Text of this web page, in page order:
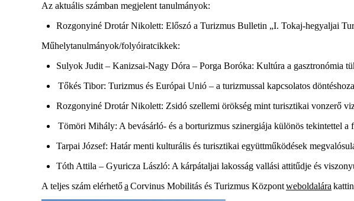
Az aktuális számban megjelent tanulmányok:
Rozgonyiné DrotárNikolett: Előszó a Turizmus Bulletin „I. Tokaj-hegyaljai
Műhelytanulmányok/folyóiratcikkek:
Sulyok Judit – Kanizsai-Nagy Dóra – Porga Boróka: Kultúra a gasztronómia
Tőkés Tibor: Turizmus és Európai Unió – a turizmussal kapcsolatos
Rozgonyiné Drotár Nikolett: Zsidó szellemi örökség mint turisztikai vonzerő
Tömöri Mihály: A bevásárló- és a borturizmus szinergiája különös tekintettel a
Tarpai József: Határ menti kulturális és turisztikai együttműködések
Tóth Attila – Gyuricza László: A kárpátaljai lakosság vallási attitűdje és
A teljes szám elérhetőa Corvinus Mobilitás és Turizmus Központweboldalára